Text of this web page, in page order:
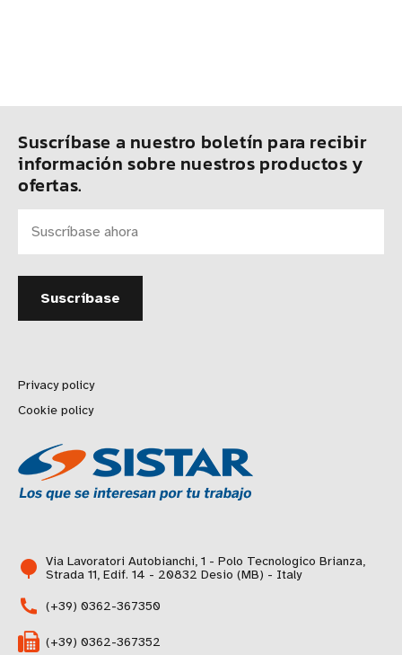
Suscríbase a nuestro boletín para recibir
información sobre nuestros productos y
ofertas.
Privacy policy
Cookie policy
Via Lavoratori Autobianchi, 1 - Polo Tecnologico Brianza,
Strada 11, Edif. 14 - 20832 Desio (MB) - Italy
(+39) 0362-367350
(+39) 0362-367352